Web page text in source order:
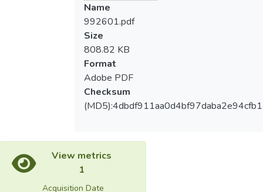
Name
992601.pdf
Size
808.82 KB
Format
Adobe PDF
Checksum
View metrics
1
Acquisition Date